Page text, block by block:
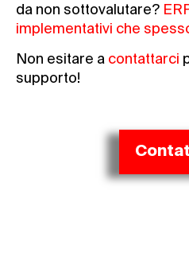
da non sottovalutare?
implementativi che
Non esitare a contattarci
supporto!